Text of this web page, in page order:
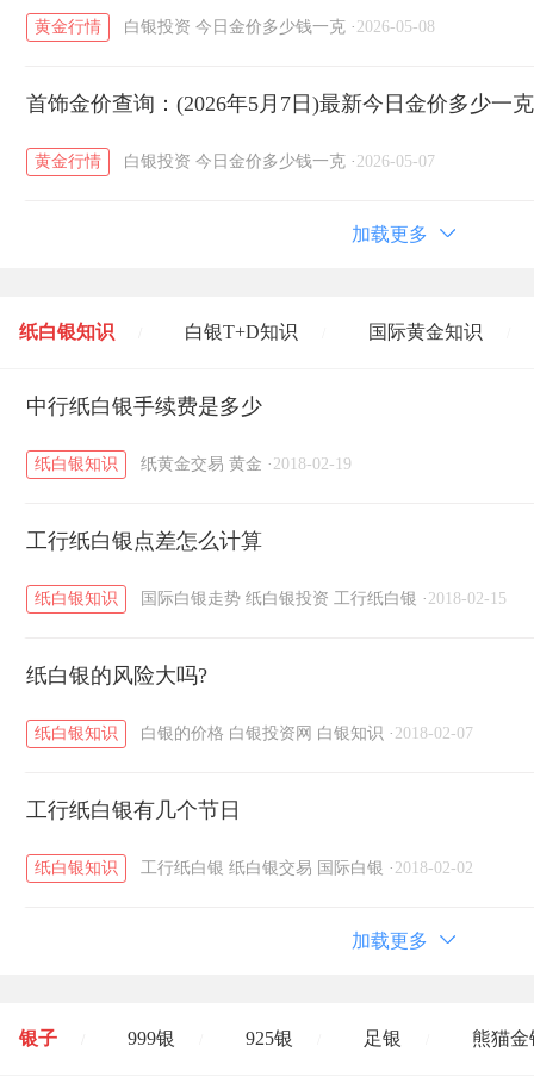
黄金行情 白银投资 今日金价多少钱一克 · 2026-05-08
首饰金价查询：(2026年5月7日)最新今日金价多少一
黄金行情 白银投资 今日金价多少钱一克 · 2026-05-07
加载更多
纸白银知识 白银T+D知识 国际黄金知识
黄金T+D知识 / 粤贵银知识
中行纸白银手续费是多少
纸白银知识 纸黄金交易 黄金 · 2018-02-19
工行纸白银点差怎么计算
纸白银知识 国际白银走势 纸白银投资 工行纸白银 · 2018-02-15
纸白银的风险大吗?
纸白银知识 白银的价格 白银投资网 白银知识 · 2018-02-07
工行纸白银有几个节日
纸白银知识 工行纸白银 纸白银交易 国际白银 · 2018-02-02
加载更多
银子 999银 925银 足银 熊猫金